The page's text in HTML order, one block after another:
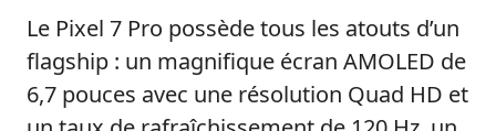
Le Pixel 7 Pro possède tous les atouts d’un
flagship : un magnifique écran AMOLED de
6,7 pouces avec une résolution Quad HD et